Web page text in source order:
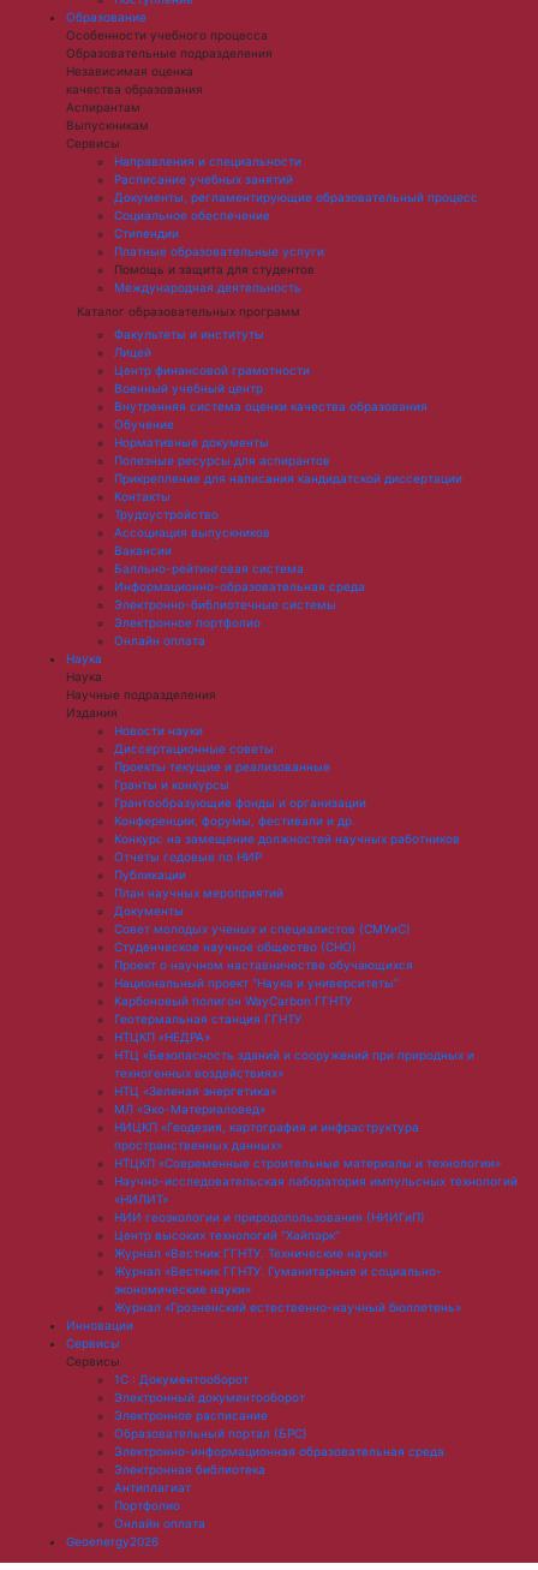
Образование
Особенности учебного процесса
Образовательные подразделения
Независимая оценка
качества образования
Аспирантам
Выпускникам
Сервисы
Направления и специальности
Расписание учебных занятий
Документы, регламентирующие образовательный процесс
Социальное обеспечение
Стипендии
Платные образовательные услуги
Помощь и защита для студентов
Международная деятельность
Каталог образовательных программ
Факультеты и институты
Лицей
Центр финансовой грамотности
Военный учебный центр
Внутренняя система оценки качества образования
Обучение
Нормативные документы
Полезные ресурсы для аспирантов
Прикрепление для написания кандидатской диссертации
Контакты
Трудоустройство
Ассоциация выпускников
Вакансии
Балльно-рейтинговая система
Информационно-образовательная среда
Электронно-библиотечные системы
Электронное портфолио
Онлайн оплата
Наука
Наука
Научные подразделения
Издания
Новости науки
Диссертационные советы
Проекты текущие и реализованные
Гранты и конкурсы
Грантообразующие фонды и организации
Конференции, форумы, фестивали и др.
Конкурс на замещение должностей научных работников
Отчеты годовые по НИР
Публикации
План научныx мероприятий
Документы
Совет молодых ученых и специалистов (СМУиС)
Студенческое научное общество (СНО)
Проект о научном наставничестве обучающихся
Национальный проект "Наука и университеты"
Карбоновый полигон WayCarbon ГГНТУ
Геотермальная станция ГГНТУ
НТЦКП «НЕДРА»
НТЦ «Безопасность зданий и сооружений при природных и
техногенных воздействиях»
НТЦ «Зеленая энергетика»
МЛ «Эко-Материаловед»
НИЦКП «Геодезия, картография и инфраструктура
пространственных данных»
НТЦКП «Современные строительные материалы и технологии»
Научно-исследовательская лаборатория импульсных технологий
«НИЛИТ»
НИИ геоэкологии и природопользования (НИИГиП)
Центр высоких технологий "Хайпарк"
Журнал «Вестник ГГНТУ. Технические науки»
Журнал «Вестник ГГНТУ. Гуманитарные и социально-
экономические науки»
Журнал «Грозненский естественно-научный бюллетень»
Инновации
Сервисы
Сервисы
1С : Документооборот
Электронный документооборот
Электронное расписание
Образовательный портал (БРС)
Электронно-информационная образовательная среда
Электронная библиотека
Антиплагиат
Портфолио
Онлайн оплата
Geoenergy2026